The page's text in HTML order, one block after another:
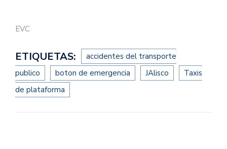
EVC
ETIQUETAS:
accidentes del transporte
publico
boton de emergencia JAlisco
Taxis
de plataforma